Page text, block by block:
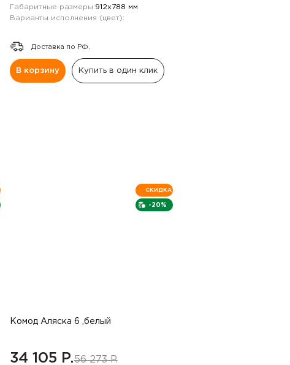
Габаритные размеры:912х788 мм
Варианты исполнения (цвет):
Доставка по РФ.
В корзину Купить в один клик
-20%
СКИДКА
Комод Аляска 6 ,белый
34 105 P.56 273 P.